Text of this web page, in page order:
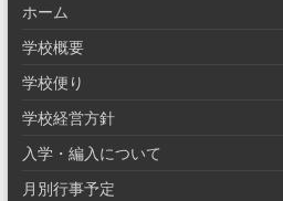
ホーム
学校概要
学校便り
学校経営方針
入学・編入について
月別行事予定